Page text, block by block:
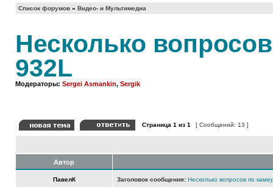
Список форумов » Видео- и Мультимедиа
Несколько
932L
Модераторы: Sergei Asmankin, Sergik
Страница 1 из 1 [ Сообщений: 13 ]
Автор
ПавелК Заголовок сообщения: Несколько вопросов по